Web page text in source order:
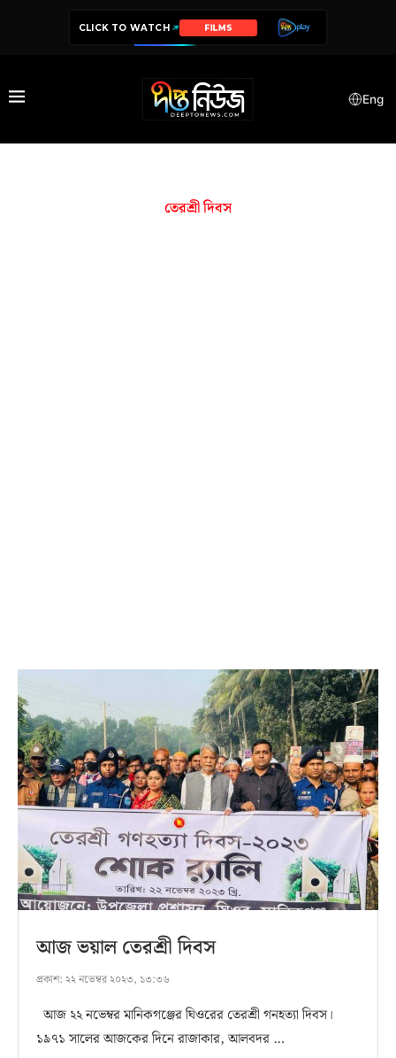
CLICK TO WATCH FILMS
Eng
তেরশ্রী দিবস
আজ ভয়াল তেরশ্রী দিবস
প্রকাশ: ২২ নভেম্বর ২০২৩, ১৩:৩৬
আজ ২২ নভেম্বর মানিকগঞ্জের ঘিওরের তেরশ্রী গনহত্যা দিবস।
১৯৭১ সালের আজকের দিনে রাজাকার, আলবদর …